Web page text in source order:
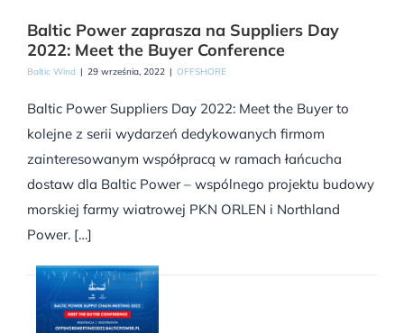
Baltic Power zaprasza na Suppliers Day
2022: Meet the Buyer Conference
Baltic Wind | 29 września, 2022 | OFFSHORE
Baltic Power Suppliers Day 2022: Meet the Buyer to
kolejne z serii wydarzeń dedykowanych firmom
zainteresowanym współpracą w ramach łańcucha
dostaw dla Baltic Power – wspólnego projektu budowy
morskiej farmy wiatrowej PKN ORLEN i Northland
Power. […]